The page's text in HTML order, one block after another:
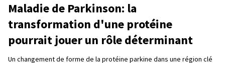
Maladie de Parkinson: la
transformation d'une protéine
pourrait jouer un rôle déterminant
Un changement de forme de la protéine parkine dans une région clé